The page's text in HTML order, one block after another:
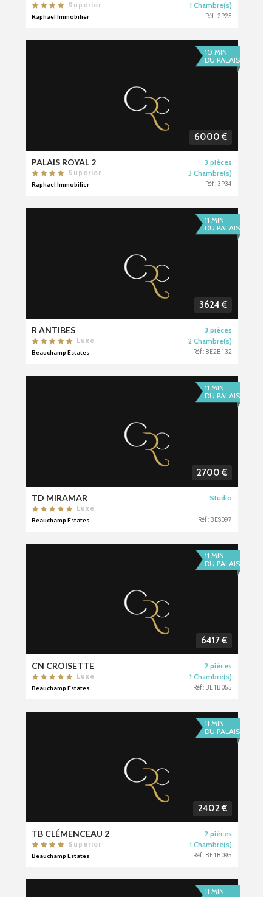
Superior 1 Chambre(s)
Raphael Immobilier Réf : 2P25
10 MIN
DU PALAIS
6000 €
PALAIS ROYAL 2 3 pièces
Superior 3 Chambre(s)
Raphael Immobilier Réf : 3P34
11 MIN
DU PALAIS
3624 €
R ANTIBES 3 pièces
Luxe 2 Chambre(s)
Beauchamp Estates Réf : BE2B132
11 MIN
DU PALAIS
2700 €
TD MIRAMAR Studio
Luxe
Beauchamp Estates Réf : BES097
11 MIN
DU PALAIS
6417 €
CN CROISETTE 2 pièces
Luxe 1 Chambre(s)
Beauchamp Estates Réf : BE1B055
11 MIN
DU PALAIS
2402 €
TB CLÉMENCEAU 2 2 pièces
Superior 1 Chambre(s)
Beauchamp Estates Réf : BE1B095
11 MIN